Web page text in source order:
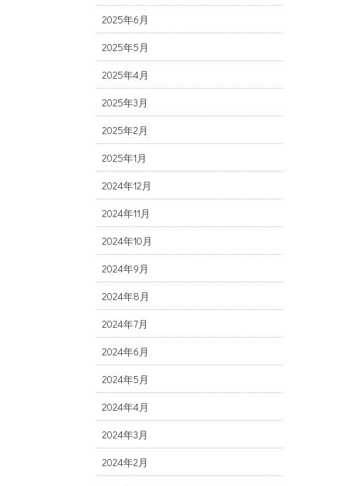
2025年6月
2025年5月
2025年4月
2025年3月
2025年2月
2025年1月
2024年12月
2024年11月
2024年10月
2024年9月
2024年8月
2024年7月
2024年6月
2024年5月
2024年4月
2024年3月
2024年2月